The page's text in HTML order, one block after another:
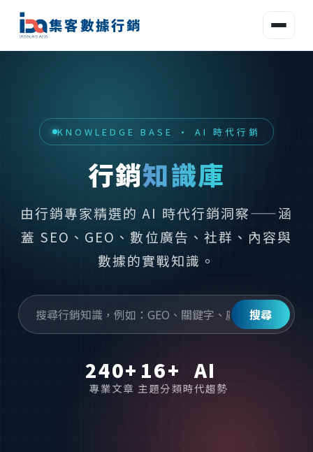
集客數據行銷
KNOWLEDGE BASE · AI 時代行銷
行銷知識庫
由行銷專家精選的 AI 時代行銷洞察——涵
蓋 SEO、GEO、數位廣告、社群、內容與
數據的實戰知識。
搜尋
240+
專業文章
16+
主題分類
AI
時代趨勢